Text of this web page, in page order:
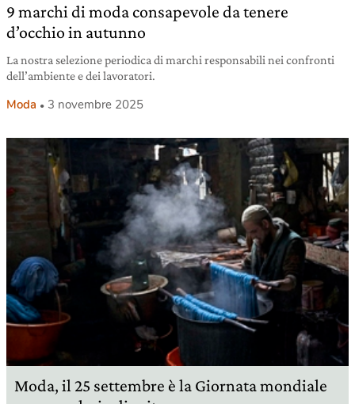
9 marchi di moda consapevole da tenere
d’occhio in autunno
La nostra selezione periodica di marchi responsabili nei confronti
dell’ambiente e dei lavoratori.
Moda 3 novembre 2025
Moda, il 25 settembre è la Giornata mondiale